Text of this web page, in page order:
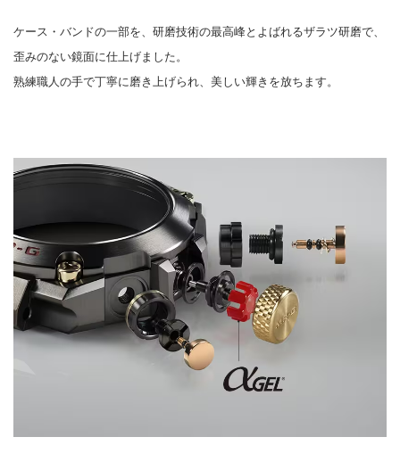
ケース・バンドの一部を、研磨技術の最高峰とよばれるザラツ研磨で、
歪みのない鏡面に仕上げました。
熟練職人の手で丁寧に磨き上げられ、美しい輝きを放ちます。